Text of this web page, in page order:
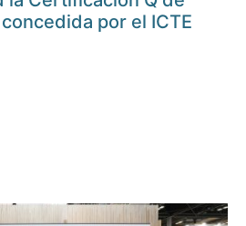
por el ICTE